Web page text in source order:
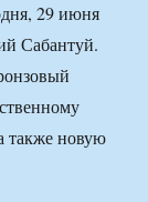
29 июня
Сабантуй.
также новую